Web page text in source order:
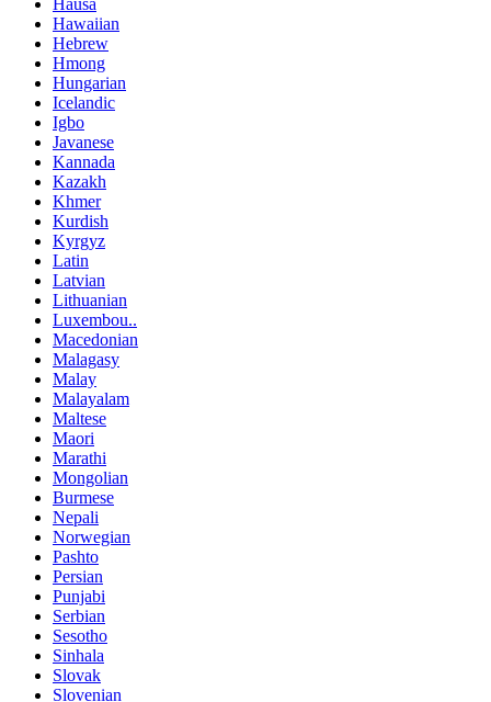
Hausa
Hawaiian
Hebrew
Hmong
Hungarian
Icelandic
Igbo
Javanese
Kannada
Kazakh
Khmer
Kurdish
Kyrgyz
Latin
Latvian
Lithuanian
Luxembou..
Macedonian
Malagasy
Malay
Malayalam
Maltese
Maori
Marathi
Mongolian
Burmese
Nepali
Norwegian
Pashto
Persian
Punjabi
Serbian
Sesotho
Sinhala
Slovak
Slovenian